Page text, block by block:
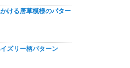
ける唐草模様のパター
ズリー柄パターン